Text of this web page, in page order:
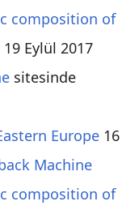
composition of
19 Eylül 2017
sitesinde
Europe16
Machine
composition of